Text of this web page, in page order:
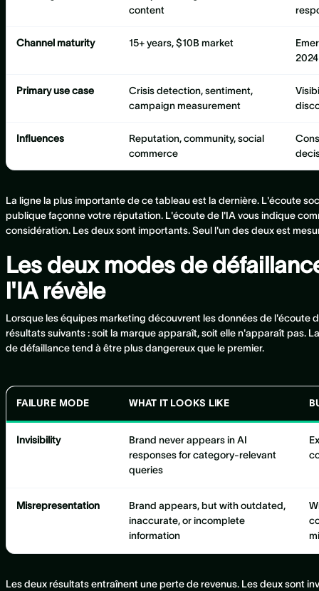
content
Channel maturity 15+ years, $10B market
2024
Primary use case
Crisis detection, sentiment,
campaign measurement
Influences
Reputation, community, social
commerce
La ligne la plus importante de ce tableau est la dernière. L'écoute
publique façonne votre réputation. L'écoute de l'IA vous indique
considération. Les deux sont importants. Seul l'un des deux est
Les deux modes de
l'IA révèle
Lorsque les équipes marketing découvrent les données de l'écoute
résultats suivants : soit la marque apparaît, soit elle n'apparaît pas.
de défaillance tend à être plus dangereux que le premier.
FAILURE MODE WHAT IT LOOKS LIKE
Invisibility
Brand never appears in AI
responses for category-relevant
queries
Misrepresentation
Brand appears, but with outdated,
inaccurate, or incomplete
information
Les deux résultats entraînent une perte de revenus. Les deux sont